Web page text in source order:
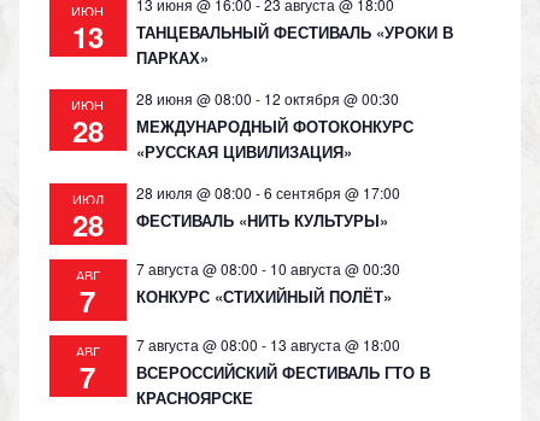
ИЮН
13
13 июня @ 16:00 -23 августа @ 18:00
ТАНЦЕВАЛЬНЫЙ ФЕСТИВАЛЬ «УРОКИ В
ПАРКАХ»
ИЮН
28
28 июня @ 08:00 - 12 октября @ 00:30
МЕЖДУНАРОДНЫЙ ФОТОКОНКУРС
«РУССКАЯ ЦИВИЛИЗАЦИЯ»
ИЮЛ
28
28 июля @ 08:00 -6 сентября @ 17:00
ФЕСТИВАЛЬ «НИТЬ КУЛЬТУРЫ»
АВГ
7
7 августа @ 08:00 - 10 августа @ 00:30
КОНКУРС «СТИХИЙНЫЙ ПОЛЁТ»
АВГ
7
7 августа @ 08:00 - 13 августа @ 18:00
ВСЕРОССИЙСКИЙ ФЕСТИВАЛЬ ГТО В
КРАСНОЯРСКЕ